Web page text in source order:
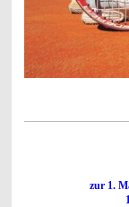
zur 1.